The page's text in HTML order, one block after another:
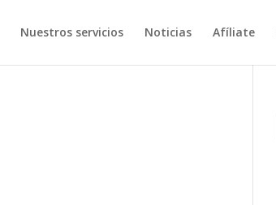
Nuestros servicios Noticias Afíliate